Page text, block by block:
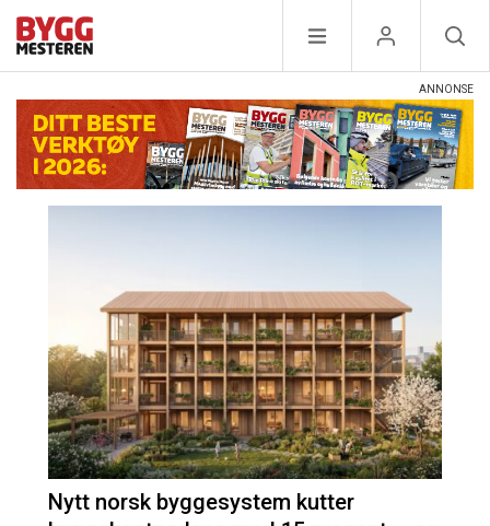
Nytt norsk byggesystem kutter